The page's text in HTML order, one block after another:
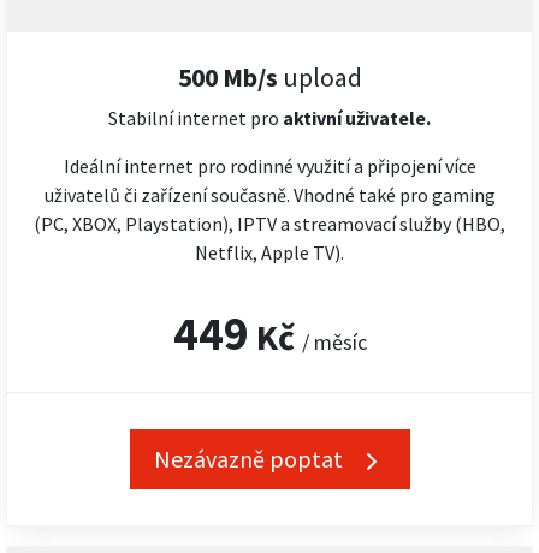
500 Mb/s upload
Stabilní internet pro aktivní uživatele.
Ideální internet pro rodinné využití a připojení více
uživatelů či zařízení současně. Vhodné také pro gaming
(PC, XBOX, Playstation), IPTV a streamovací služby (HBO,
Netflix, Apple TV).
449 Kč / měsíc
Nezávazně poptat